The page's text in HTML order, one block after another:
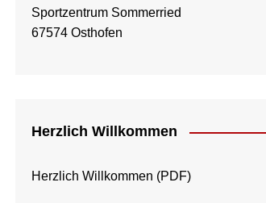
Sportzentrum Sommerried
67574 Osthofen
Herzlich Willkommen
Herzlich Willkommen (PDF)